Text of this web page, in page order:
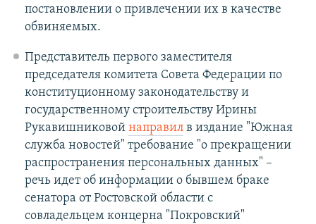
постановлении о привлечении их в качестве
обвиняемых.
Представитель первого заместителя
председателя комитета Совета Федерации по
конституционному законодательству и
государственному строительству Ирины
Рукавишниковой направилв издание "Южная
служба новостей" требование "о прекращении
распространения персональных данных" –
речь идет об информации о бывшем браке
сенатора от Ростовской области с
совладельцем концерна "Покровский"